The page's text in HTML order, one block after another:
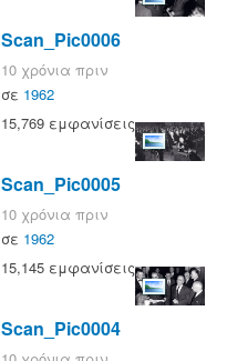
Scan_Pic0006
10 χρόνια πριν
σε 1962
15,769 εμφανίσεις
Scan_Pic0005
10 χρόνια πριν
σε 1962
15,145 εμφανίσεις
Scan_Pic0004